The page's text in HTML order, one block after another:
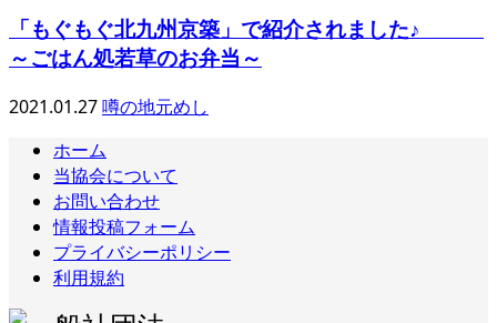
「もぐもぐ北九州京築」で紹介されました♪
～ごはん処若草のお弁当～
2021.01.27噂の地元めし
ホーム
当協会について
お問い合わせ
情報投稿フォーム
プライバシーポリシー
利用規約